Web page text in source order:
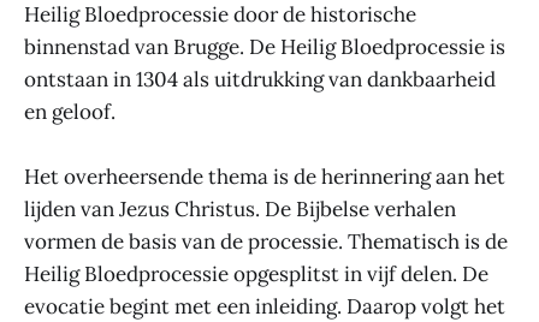
Heilig Bloedprocessie door de historische
binnenstad van Brugge. De Heilig Bloedprocessie is
ontstaan in 1304 als uitdrukking van dankbaarheid
en geloof.
Het overheersende thema is de herinnering aan het
lijden van Jezus Christus. De Bijbelse verhalen
vormen de basis van de processie. Thematisch is de
Heilig Bloedprocessie opgesplitst in vijf delen. De
evocatie begint met een inleiding. Daarop volgt het